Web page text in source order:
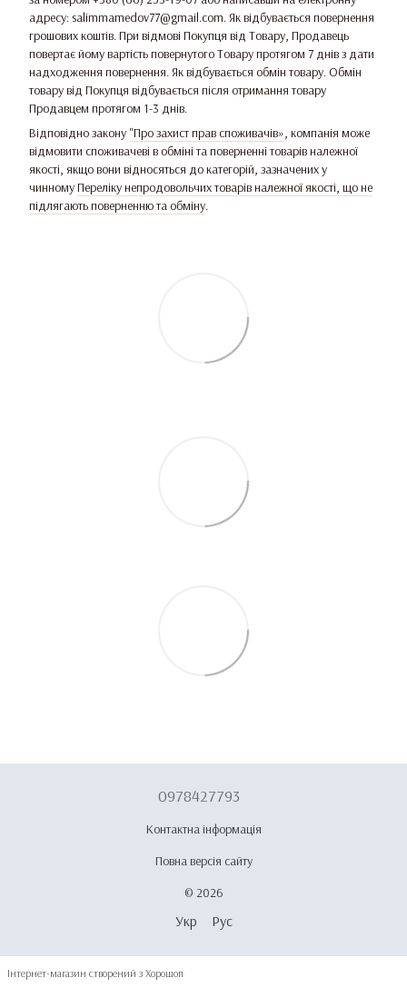
адресу: salimmamedov77@gmail.com. Як відбувається повернення
грошових коштів. При відмові Покупця від Товару, Продавець
повертає йому вартість повернутого Товару протягом 7 днів з дати
надходження повернення. Як відбувається обмін товару. Обмін
товару від Покупця відбувається після отримання товару
Продавцем протягом 1-3 днів.
Відповідно закону "Про захист прав споживачів», компанія може
відмовити споживачеві в обміні та поверненні товарів належної
якості, якщо вони відносяться до категорій, зазначених у
чинномуПереліку непродовольчих товарів належної якості, що не
підлягають поверненню та обміну.
0978427793
Контактна інформація
Повна версія сайту
© 2026
Укр Рус
Інтернет-магазин створений з Хорошоп